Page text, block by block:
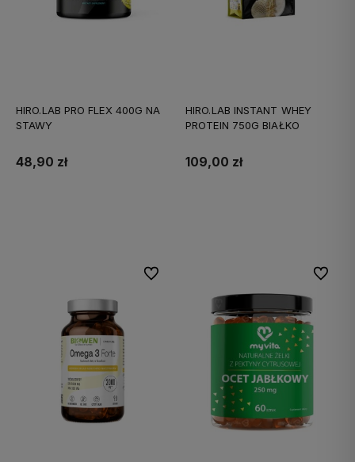
HIRO.LAB PRO FLEX 400G NA
STAWY
48,90 zł
HIRO.LAB INSTANT WHEY
PROTEIN 750G BIAŁKO
109,00 zł
Do ulubionych Do